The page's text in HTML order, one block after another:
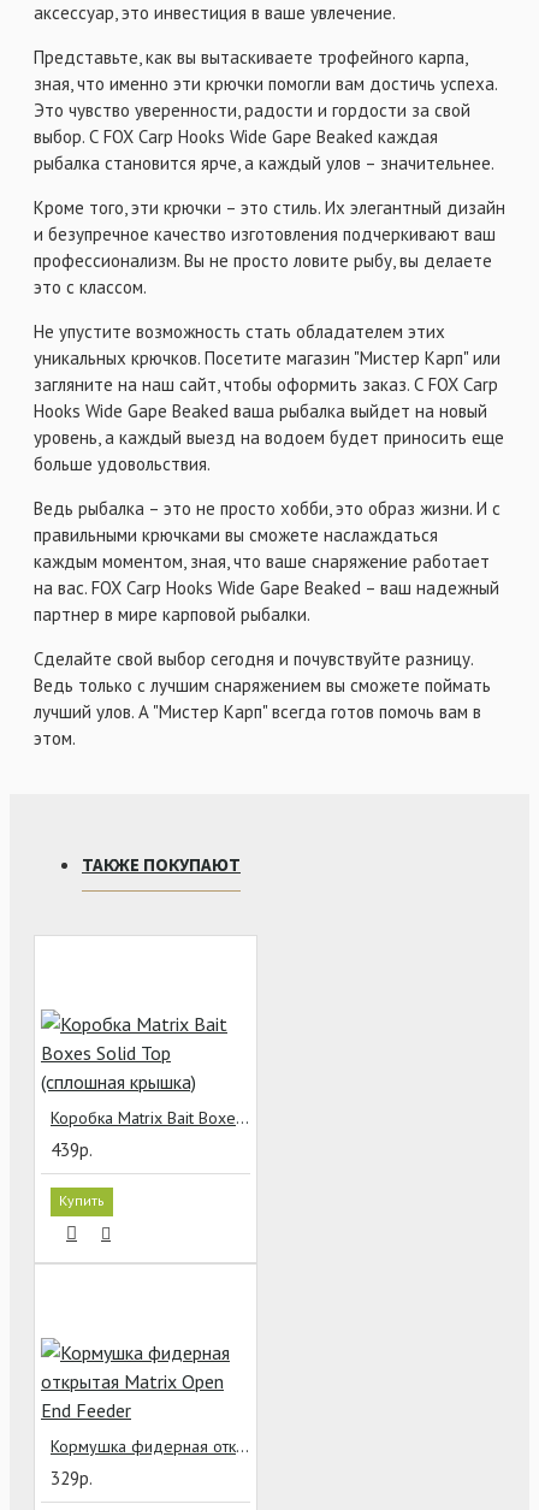
аксессуар, это инвестиция в ваше увлечение.
Представьте, как вы вытаскиваете трофейного карпа,
зная, что именно эти крючки помогли вам достичь успеха.
Это чувство уверенности, радости и гордости за свой
выбор. С FOX Carp Hooks Wide Gape Beaked каждая
рыбалка становится ярче, а каждый улов – значительнее.
Кроме того, эти крючки – это стиль. Их элегантный дизайн
и безупречное качество изготовления подчеркивают ваш
профессионализм. Вы не просто ловите рыбу, вы делаете
это с классом.
Не упустите возможность стать обладателем этих
уникальных крючков. Посетите магазин "Мистер Карп" или
загляните на наш сайт, чтобы оформить заказ. С FOX Carp
Hooks Wide Gape Beaked ваша рыбалка выйдет на новый
уровень, а каждый выезд на водоем будет приносить еще
больше удовольствия.
Ведь рыбалка – это не просто хобби, это образ жизни. И с
правильными крючками вы сможете наслаждаться
каждым моментом, зная, что ваше снаряжение работает
на вас. FOX Carp Hooks Wide Gape Beaked – ваш надежный
партнер в мире карповой рыбалки.
Сделайте свой выбор сегодня и почувствуйте разницу.
Ведь только с лучшим снаряжением вы сможете поймать
лучший улов. А "Мистер Карп" всегда готов помочь вам в
этом.
ТАКЖЕ ПОКУПАЮТ
Коробка Matrix Bait Boxes Solid Top (сплошная крышка)
439р.
Купить
Кормушка фидерная открытая Matrix Open End Feeder
329р.